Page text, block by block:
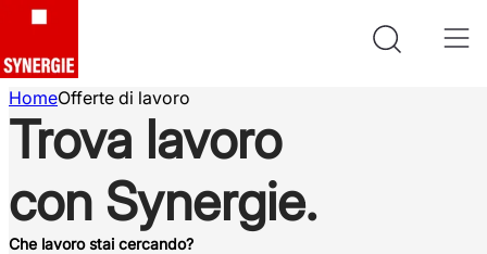
HomeOfferte di lavoro
Trova lavoro
con Synergie.
Che lavoro stai cercando?